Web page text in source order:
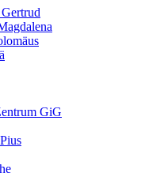
GiG